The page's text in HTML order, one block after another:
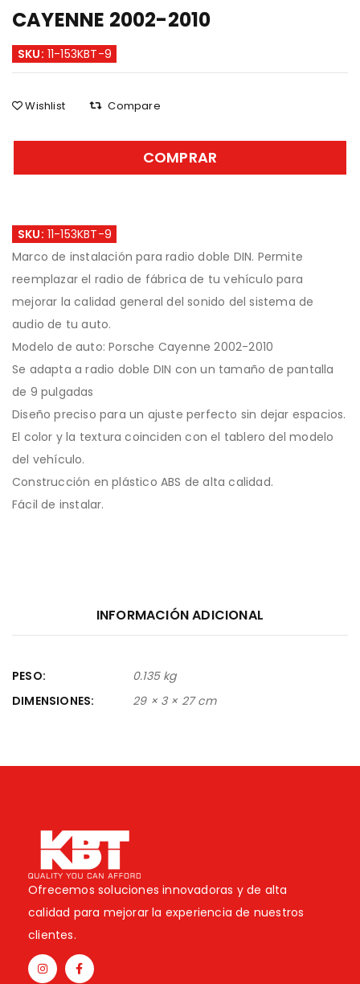
CAYENNE 2002-2010
SKU: 11-153KBT-9
Wishlist Compare
COMPRAR
SKU: 11-153KBT-9
Marco de instalación para radio doble DIN. Permite
reemplazar el radio de fábrica de tu vehículo para
mejorar la calidad general del sonido del sistema de
audio de tu auto.
Modelo de auto: Porsche Cayenne 2002-2010
Se adapta a radio doble DIN con un tamaño de pantalla
de 9 pulgadas
Diseño preciso para un ajuste perfecto sin dejar espacios.
El color y la textura coinciden con el tablero del modelo
del vehículo.
Construcción en plástico ABS de alta calidad.
Fácil de instalar.
INFORMACIÓN ADICIONAL
PESO
0.135 kg
DIMENSIONES
29 × 3 × 27 cm
Ofrecemos soluciones innovadoras y de alta
calidad para mejorar la experiencia de nuestros
clientes.